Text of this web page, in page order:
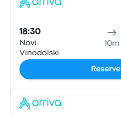
18:30
Novi
Vinodolski
10m
Reserve